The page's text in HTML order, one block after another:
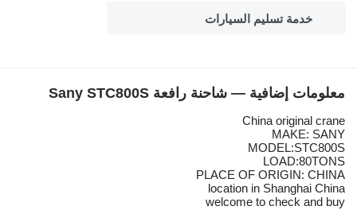
خدمة تسليم السيارات
معلومات إضافية — شاحنة رافعة Sany STC800S
China original crane
MAKE: SANY
MODEL:STC800S
LOAD:80TONS
PLACE OF ORIGIN: CHINA
location in Shanghai China
welcome to check and buy